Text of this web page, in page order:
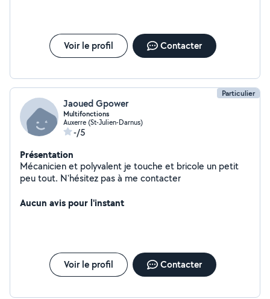
Voir le profil Contacter
Particulier
Jaoued Gpower
Multifonctions
Auxerre (St-Julien-Darnus)
-/5
Présentation
Mécanicien et polyvalent je touche et bricole un petit
peu tout. N'hésitez pas à me contacter
Aucun avis pour l'instant
Voir le profil Contacter